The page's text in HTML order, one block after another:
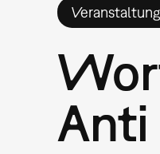
Veranstaltung
Anti